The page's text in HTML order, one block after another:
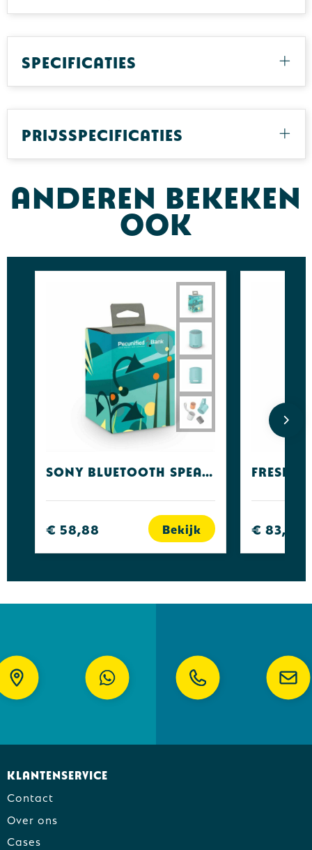
Specificaties
Prijsspecificaties
Anderen bekeken
ook
Sony Bluetooth Speaker SRS-XB100
€ 58,88 Bekijk € 83,19
Klantenservice
Contact
Over ons
Cases